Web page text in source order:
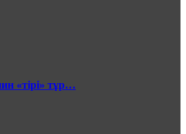
«тірі» тұр…